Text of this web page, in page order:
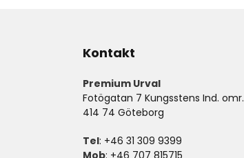
Kontakt
Premium Urval
Fotögatan 7 Kungsstens Ind. omr.
414 74 Göteborg
Tel: +46 31 309 9399